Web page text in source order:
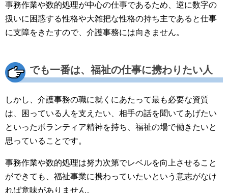
事務作業や数的処理が中心の仕事であるため、逆に数字の
扱いに困惑する性格や大雑把な性格の持ち主であると仕事
に支障をきたすので、介護事務には向きません。
でも一番は、福祉の仕事に携わりたい人
しかし、介護事務の職に就くにあたって最も必要な資質
は、困っている人を支えたい、相手の話を聞いてあげたい
といったボランティア精神を持ち、福祉の場で働きたいと
思っていることです。
事務作業や数的処理は努力次第でレベルを向上させること
ができても、福祉事業に携わっていたいという意志がなけ
れば意味がありません。